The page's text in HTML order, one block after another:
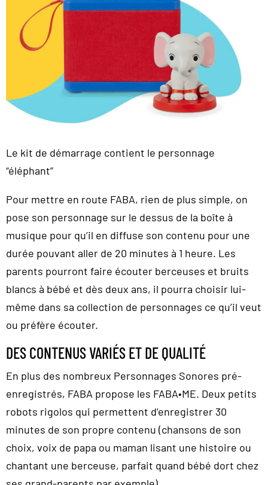
Le kit de démarrage contient le personnage
“éléphant”
Pour mettre en route FABA, rien de plus simple, on
pose son personnage sur le dessus de la boîte à
musique pour qu’il en diffuse son contenu pour une
durée pouvant aller de 20 minutes à 1 heure. Les
parents pourront faire écouter berceuses et bruits
blancs à bébé et dès deux ans, il pourra choisir lui-
même dans sa collection de personnages ce qu’il veut
ou préfère écouter.
DES CONTENUS VARIÉS ET DE QUALITÉ
En plus des nombreux Personnages Sonores pré-
enregistrés, FABA propose les FABA•ME. Deux petits
robots rigolos qui permettent d’enregistrer 30
minutes de son propre contenu (chansons de son
choix, voix de papa ou maman lisant une histoire ou
chantant une berceuse, parfait quand bébé dort chez